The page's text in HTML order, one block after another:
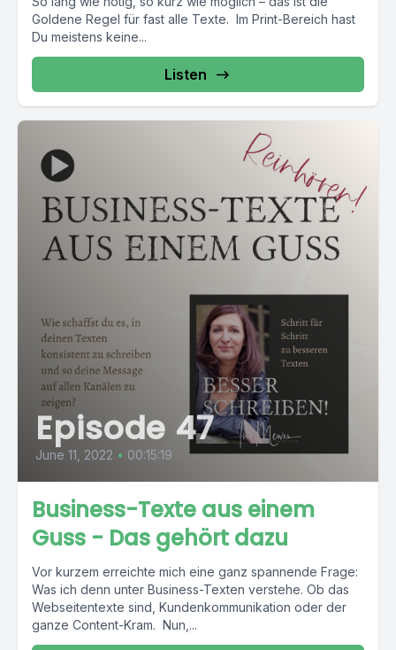
Goldene Regel für fast alle Texte. Im Print-Bereich hast
Du meistens keine...
Listen
Episode 47
June 11, 2022 • 00:15:19
Business-Texte aus einem
Guss - Das gehört dazu
Vor kurzem erreichte mich eine ganz spannende Frage:
Was ich denn unter Business-Texten verstehe. Ob das
Webseitentexte sind, Kundenkommunikation oder der
ganze Content-Kram. Nun,...